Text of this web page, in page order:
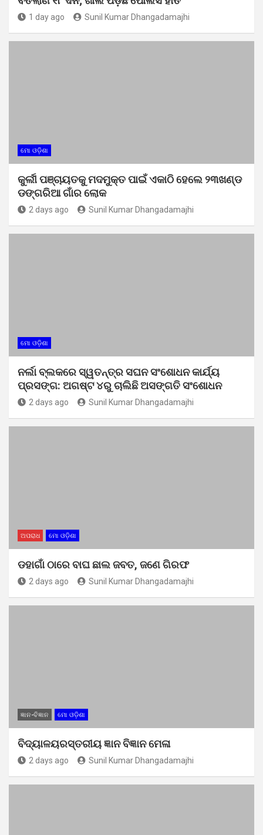
1 day ago Sunil Kumar Dhangadamajhi
ମୋ ଓଡ଼ିଶା
କୁର୍ଲୀ ପଞ୍ଚାୟତକୁ ମଦମୁକ୍ତ ପାଇଁ ଏକାଠି ହେଲେ ୨୩ଖଣ୍ଡ
ଡଙ୍ଗରିଆ ଗାଁର ଲୋକ
2 days ago Sunil Kumar Dhangadamajhi
ମୋ ଓଡ଼ିଶା
ନର୍ଲା ବ୍ଲକରେ ସ୍ୱତନ୍ତ୍ର ସଘନ ସଂଶୋଧନ କାର୍ଯ୍ୟ
ପ୍ରସଙ୍ଗ: ଅଗଷ୍ଟ ୪ରୁ ଚାଲିଛି ଅସଙ୍ଗତି ସଂଶୋଧନ
2 days ago Sunil Kumar Dhangadamajhi
ଅପରାଧ ମୋ ଓଡ଼ିଶା
ଡହାଗାଁ ଠାରେ ବାଘ ଛାଲ ଜବତ, ଜଣେ ଗିରଫ
2 days ago Sunil Kumar Dhangadamajhi
ଜ୍ଞାନ-ବିଜ୍ଞାନ ମୋ ଓଡ଼ିଶା
ବିଦ୍ୟାଳୟରସ୍ତରୀୟ ଜ୍ଞାନ ବିଜ୍ଞାନ ମେଳା
2 days ago Sunil Kumar Dhangadamajhi